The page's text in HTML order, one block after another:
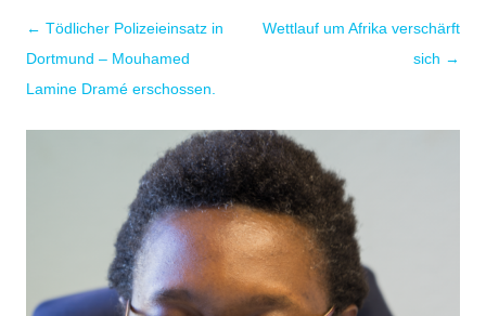
Post
navigation
← Tödlicher Polizeieinsatz in
Dortmund – Mouhamed
Lamine Dramé erschossen.
Wettlauf um Afrika verschärft
sich →